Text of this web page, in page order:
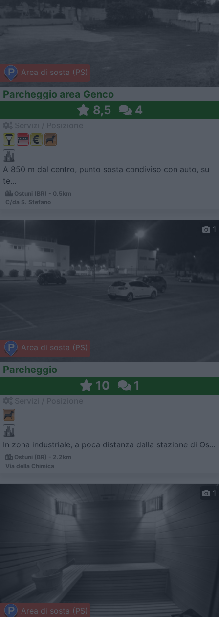
Area di sosta (PS)
Parcheggio area Genco
8,5 4
A 850 m dal centro, punto sosta condiviso con auto, su
te...
Ostuni (BR) - 0.5km
C/da S. Stefano
Area di sosta (PS)
1
Parcheggio
10 1
In zona industriale, a poca distanza dalla stazione di Os...
Ostuni (BR) - 2.2km
Via della Chimica
Area di sosta (PS)
1